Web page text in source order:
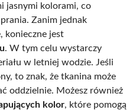
jasnymi kolorami, co
Zanim jednak
konieczne jest
. W tym celu wystarczy
w letniej wodzie. Jeśli
to znak, że tkanina może
oddzielnie. Możesz również
kolor, które pomogą